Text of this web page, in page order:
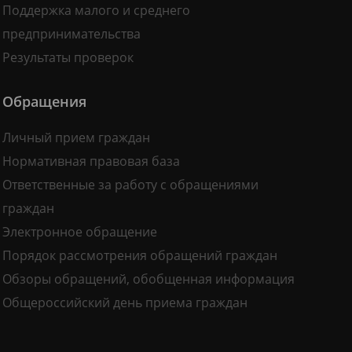
Поддержка малого и среднего
предпринимательства
Результаты проверок
Обращения
Личный прием граждан
Нормативная правовая база
Ответственные за работу с обращениями
граждан
Электронное обращение
Порядок рассмотрения обращений граждан
Обзоры обращений, обобщенная информация
Общероссийский день приема граждан